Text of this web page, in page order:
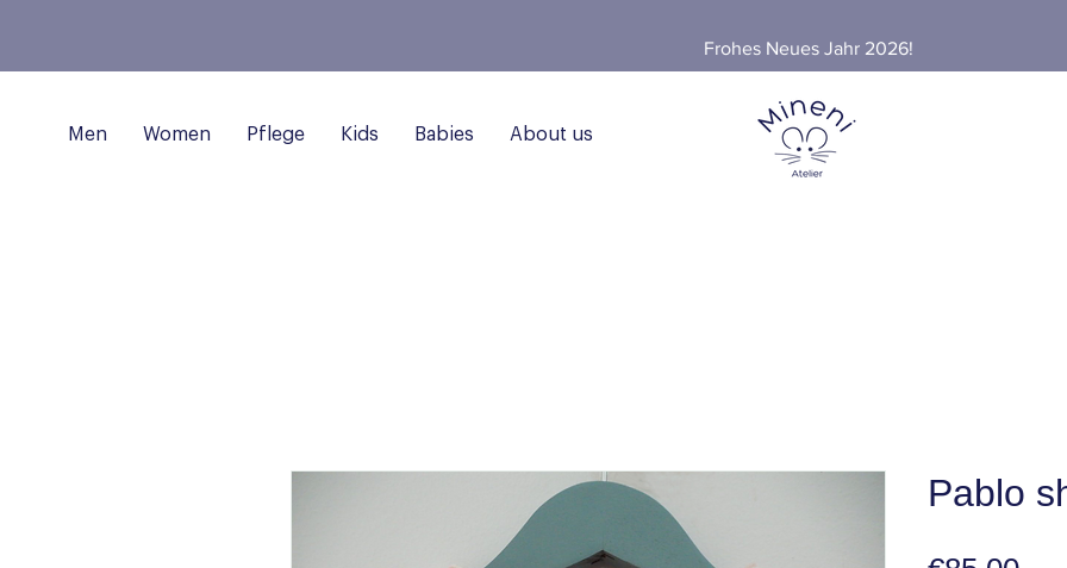
Frohes Neues Jahr 2026!
Men Women Pflege Kids Babies About us
Pablo